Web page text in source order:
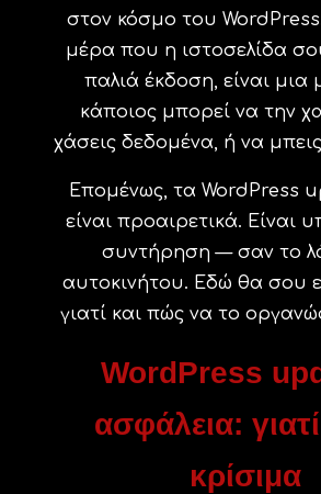
στον κόσμο του WordPress.
μέρα που η ιστοσελίδα
παλιά έκδοση, είναι
κάποιος μπορεί να την
χάσεις δεδομένα, ή να
Επομένως, τα WordPress
είναι προαιρετικά. Είναι
συντήρηση — σαν το
αυτοκινήτου. Εδώ θα σου
γιατί και πώς να το
WordPress
ασφάλεια: γιατί
κρίσιμα